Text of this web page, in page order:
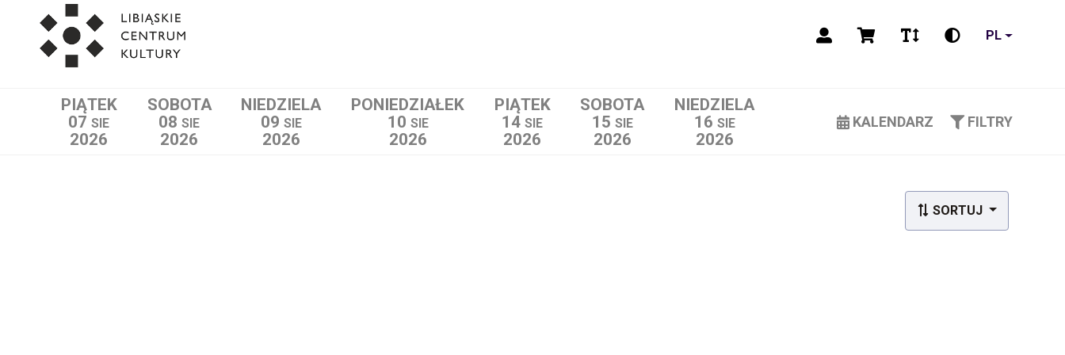
PL
PIĄTEK
07 SIE
2026
SOBOTA
08 SIE
2026
NIEDZIELA
09 SIE
2026
PONIEDZIAŁEK
10 SIE
2026
PIĄTEK
14 SIE
2026
SOBOTA
15 SIE
2026
NIEDZIELA
16 SIE
2026
KALENDARZ FILTRY
SORTUJ